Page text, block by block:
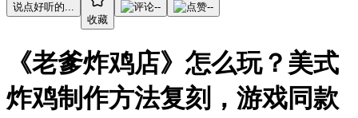
说点好听的...
收藏
-- --
《老爹炸鸡店》怎么玩？美式
炸鸡制作方法复刻，游戏同款